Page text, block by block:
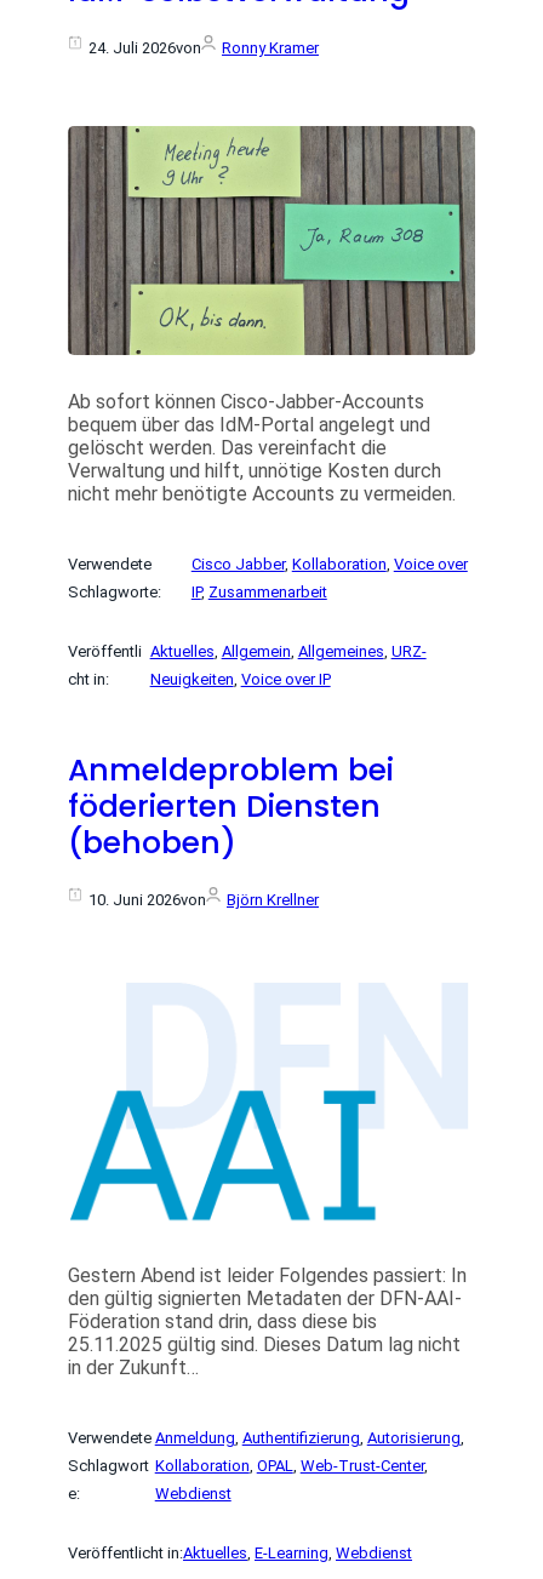
24. Juli 2026von Ronny Kramer
Ab sofort können Cisco-Jabber-Accounts
bequem über das IdM-Portal angelegt und
gelöscht werden. Das vereinfacht die
Verwaltung und hilft, unnötige Kosten durch
nicht mehr benötigte Accounts zu vermeiden.
Verwendete
Schlagworte:
Cisco Jabber, Kollaboration Voice over
IP, Zusammenarbeit
Veröffentli
cht in:
Aktuelles Allgemein Allgemeines URZ-
Neuigkeiten Voice over IP
Anmeldeproblem bei
föderierten Diensten
(behoben)
10. Juni 2026von Björn Krellner
Gestern Abend ist leider Folgendes passiert: In
den gültig signierten Metadaten der DFN-AAI-
Föderation stand drin, dass diese bis
25.11.2025 gültig sind. Dieses Datum lag nicht
in der Zukunft…
Verwendete
Schlagwort
e:
Anmeldung, Authentifizierung, Autorisierung
Kollaboration, OPAL, Web-Trust-Center
Webdienst
Veröffentlicht in:Aktuelles, E-Learning, Webdienst